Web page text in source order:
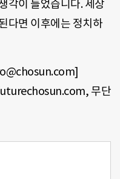
각이 들었습니다. 세상
다면 이후에는 정치하
무단